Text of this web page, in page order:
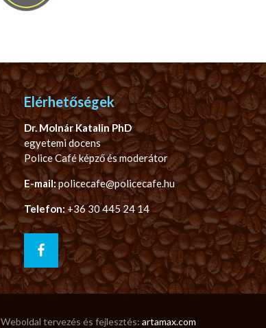
Elérhetőségek
Dr. Molnár Katalin PhD
egyetemi docens
Police Café képző és moderátor
E-mail:policecafe@policecafe.hu
Telefon:+36 30 445 24 14
Weboldal tervezés és fejlesztés: artamax.com